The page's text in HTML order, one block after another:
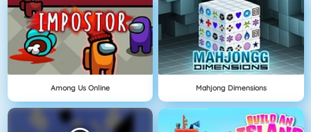
Among Us Online Mahjong Dimensions